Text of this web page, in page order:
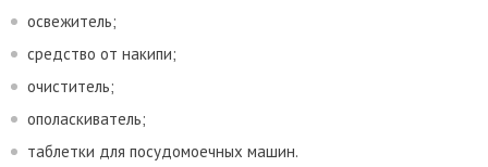
освежитель;
средство от накипи;
очиститель;
ополаскиватель;
таблетки для посудомоечных машин.